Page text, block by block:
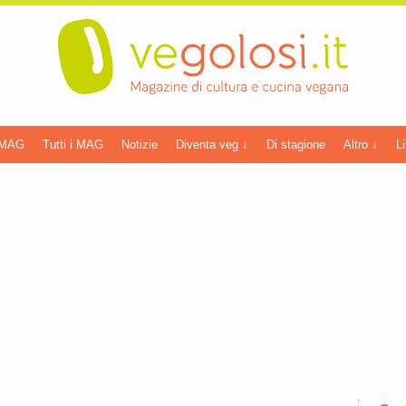
Tutti i MAG Notizie Diventa veg ↓ Di stagione Altro ↓